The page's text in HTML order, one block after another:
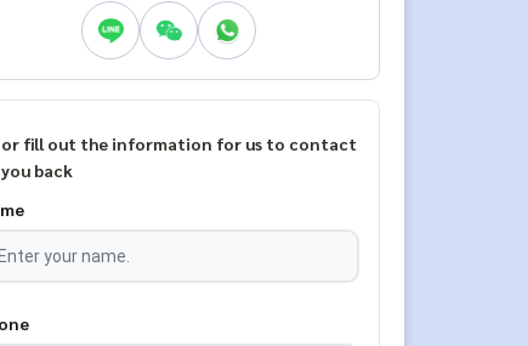
or fill out the information for us to contact
you back